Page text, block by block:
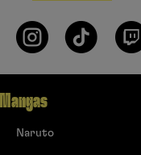
Mangas
Naruto